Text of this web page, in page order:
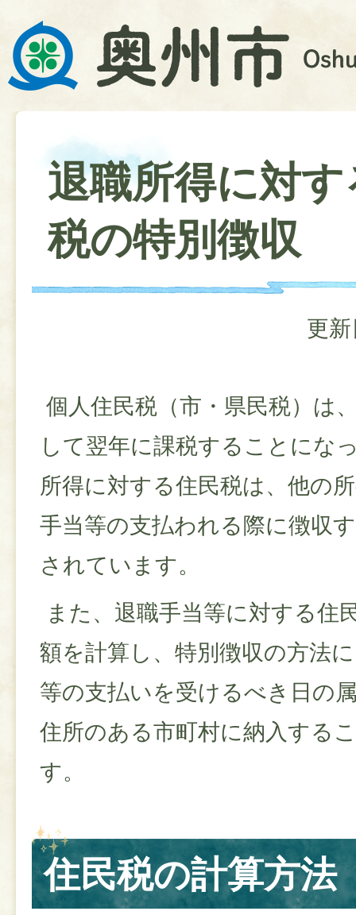
退職所得に対
税の特別徴収
更
個人住民税（市・県民税）は
して翌年に課税することにな
所得に対する住民税は、他の
手当等の支払われる際に徴収
されています。
また、退職手当等に対する住
額を計算し、特別徴収の方法
等の支払いを受けるべき日の
住所のある市町村に納入する
す。
住民税の計算方法